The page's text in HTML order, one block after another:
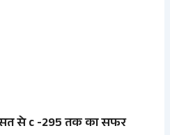
से c -295 तक का सफर